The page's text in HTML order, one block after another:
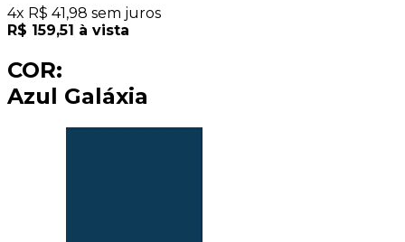
4x R$ 41,98 sem juros
R$ 159,51 à vista
COR:
Azul Galáxia